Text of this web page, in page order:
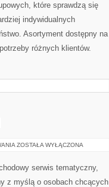
które sprawdzą się
indywidualnych
Asortyment dostępny na
różnych klientów.
TESTY
TECHNOLOGII
ZOSTAŁA WYŁĄCZONA
serwis tematyczny,
z myślą o osobach chcących